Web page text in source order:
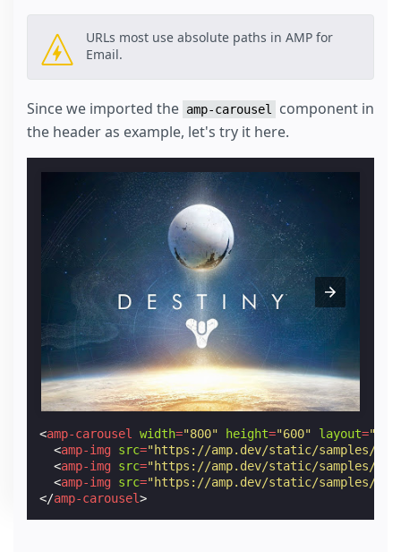
URLs most use absolute paths in AMP for
Email.
Since we imported the amp-carousel
component in
the header as example, let's try it here.
<amp-carousel width="800" height="600" layout=
<amp-img src="https://amp.dev/static/samples/
<amp-img src="https://amp.dev/static/samples/
<amp-img src="https://amp.dev/static/samples/
</amp-carousel>